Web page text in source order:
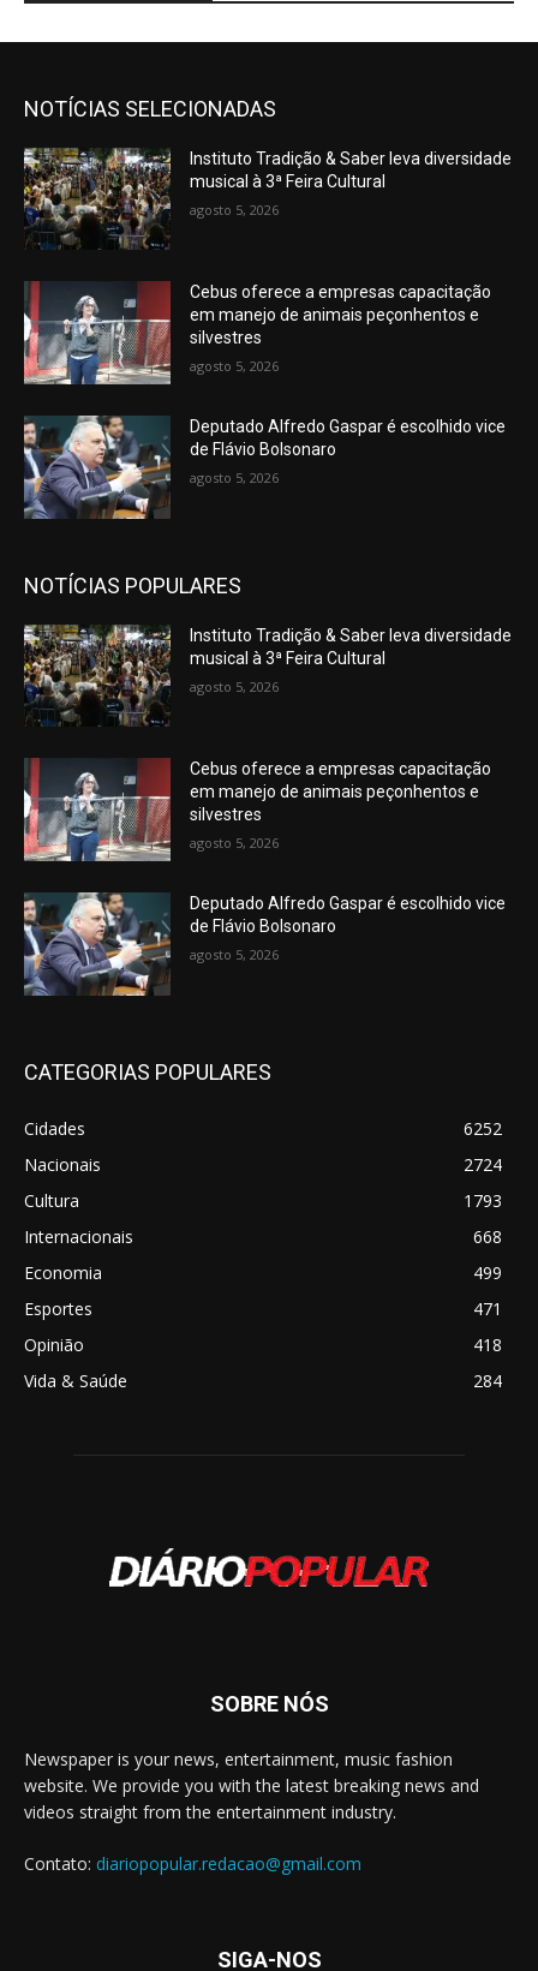
NOTÍCIAS SELECIONADAS
Instituto Tradição & Saber leva diversidade
musical à 3ª Feira Cultural
agosto 5, 2026
Cebus oferece a empresas capacitação
em manejo de animais peçonhentos e
silvestres
agosto 5, 2026
Deputado Alfredo Gaspar é escolhido vice
de Flávio Bolsonaro
agosto 5, 2026
NOTÍCIAS POPULARES
Instituto Tradição & Saber leva diversidade
musical à 3ª Feira Cultural
agosto 5, 2026
Cebus oferece a empresas capacitação
em manejo de animais peçonhentos e
silvestres
agosto 5, 2026
Deputado Alfredo Gaspar é escolhido vice
de Flávio Bolsonaro
agosto 5, 2026
CATEGORIAS POPULARES
Cidades
6252
Nacionais
2724
Cultura
1793
Internacionais
668
Economia
499
Esportes
471
Opinião
418
Vida & Saúde
284
SOBRE NÓS
Newspaper is your news, entertainment, music fashion
website. We provide you with the latest breaking news and
videos straight from the entertainment industry.
Contato: diariopopular.redacao@gmail.com
SIGA-NOS